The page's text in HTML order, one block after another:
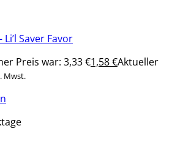
Saver Favor
Preis war: 3,33 €1,58€Aktueller
Mwst.